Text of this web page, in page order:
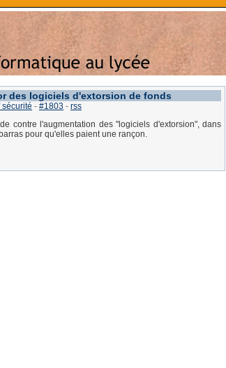
des logiciels d'extorsion de fonds
sécurité - #1803 - rss
contre l'augmentation des "logiciels d'extorsion", dans
pour qu'elles paient une rançon.